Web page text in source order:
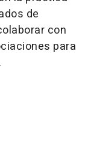
de
con
para